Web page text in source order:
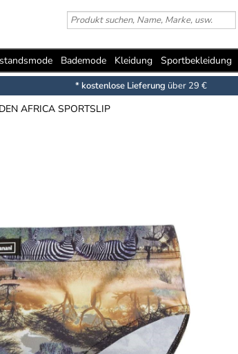
Bademode Kleidung Sportbekleidung
* kostenlose Lieferung über 29 €
AFRICA SPORTSLIP